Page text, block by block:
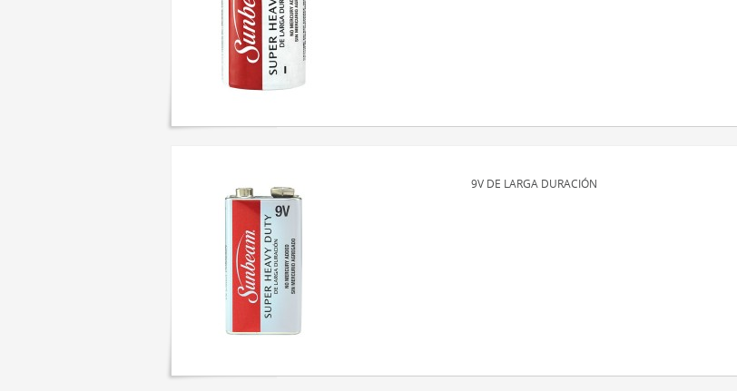
9V DE LARGA DURACIÓN